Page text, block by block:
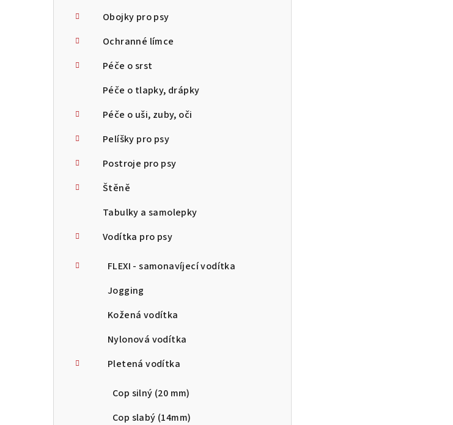
Obojky pro psy
Ochranné límce
Péče o srst
Péče o tlapky, drápky
Péče o uši, zuby, oči
Pelíšky pro psy
Postroje pro psy
Štěně
Tabulky a samolepky
Vodítka pro psy
FLEXI - samonavíjecí vodítka
Jogging
Kožená vodítka
Nylonová vodítka
Pletená vodítka
Cop silný (20 mm)
Cop slabý (14mm)